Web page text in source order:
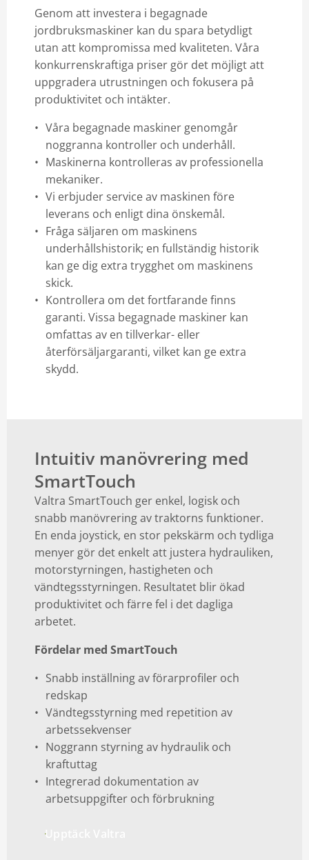
Genom att investera i begagnade
jordbruksmaskiner kan du spara betydligt
utan att kompromissa med kvaliteten. Våra
konkurrenskraftiga priser gör det möjligt att
uppgradera utrustningen och fokusera på
produktivitet och intäkter.
Våra begagnade maskiner genomgår
noggranna kontroller och underhåll.
Maskinerna kontrolleras av professionella
mekaniker.
Vi erbjuder service av maskinen före
leverans och enligt dina önskemål.
Fråga säljaren om maskinens
underhållshistorik; en fullständig historik
kan ge dig extra trygghet om maskinens
skick.
Kontrollera om det fortfarande finns
garanti. Vissa begagnade maskiner kan
omfattas av en tillverkar- eller
återförsäljargaranti, vilket kan ge extra
skydd.
Intuitiv manövrering med
SmartTouch
Valtra SmartTouch ger enkel, logisk och
snabb manövrering av traktorns funktioner.
En enda joystick, en stor pekskärm och tydliga
menyer gör det enkelt att justera hydrauliken,
motorstyrningen, hastigheten och
vändtegsstyrningen. Resultatet blir ökad
produktivitet och färre fel i det dagliga
arbetet.
Fördelar med SmartTouch
Snabb inställning av förarprofiler och
redskap
Vändtegsstyrning med repetition av
arbetssekvenser
Noggrann styrning av hydraulik och
kraftuttag
Integrerad dokumentation av
arbetsuppgifter och förbrukning
Upptäck Valtra